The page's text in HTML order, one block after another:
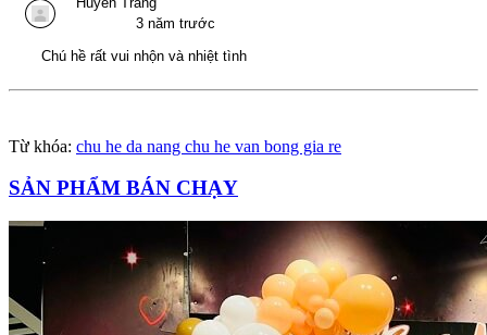
3 năm trước
Chú hề rất vui nhộn và nhiệt tình
Từ khóa: chu he da nang chu he van bong gia re
SẢN PHẨM BÁN CHẠY